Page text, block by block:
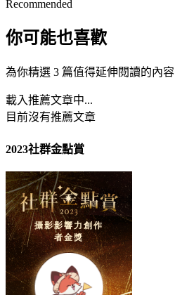
Recommended
你可能也喜歡
為你精選 3 篇值得延伸閱讀的內容
載入推薦文章中...
目前沒有推薦文章
2023社群金點賞